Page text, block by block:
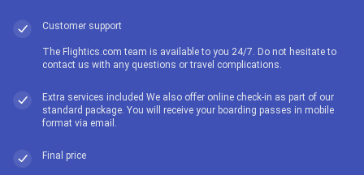
Customer support
The Flightics.com team is available to you 24/7. Do not hesitate to
contact us with any questions or travel complications.
Extra services included We also offer online check-in as part of our
standard package. You will receive your boarding passes in mobile
format via email.
Final price